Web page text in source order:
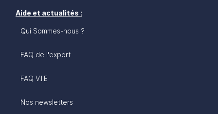
Aide et actualités :
Qui Sommes-nous ?
FAQ de l'export
FAQ V.I.E
Nos newsletters